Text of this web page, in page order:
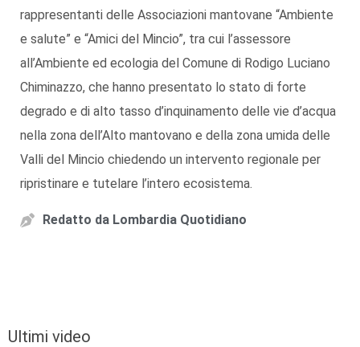
rappresentanti delle Associazioni mantovane “Ambiente
e salute” e “Amici del Mincio”, tra cui l’assessore
all’Ambiente ed ecologia del Comune di Rodigo Luciano
Chiminazzo, che hanno presentato lo stato di forte
degrado e di alto tasso d’inquinamento delle vie d’acqua
nella zona dell’Alto mantovano e della zona umida delle
Valli del Mincio chiedendo un intervento regionale per
ripristinare e tutelare l’intero ecosistema.
Redatto da Lombardia Quotidiano
Ultimi video